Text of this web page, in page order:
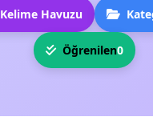
Kelime Havuzu
Öğrenilen0